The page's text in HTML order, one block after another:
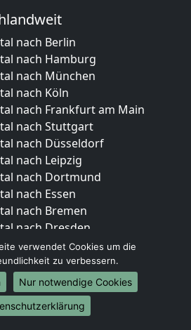
nach Berlin
nach Hamburg
nach München
nach Köln
nach Frankfurt am Main
nach Stuttgart
nach Düsseldorf
nach Leipzig
nach Dortmund
nach Essen
nach Bremen
nach Dresden
nach Hannover
nach Nürnberg
nach Duisburg
nach Bochum
nach Wuppertal
verwendet Cookies um die
zu verbessern.
Nur notwendige Cookies